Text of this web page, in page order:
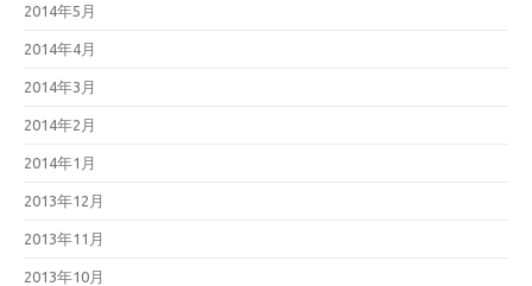
2014年5月
2014年4月
2014年3月
2014年2月
2014年1月
2013年12月
2013年11月
2013年10月